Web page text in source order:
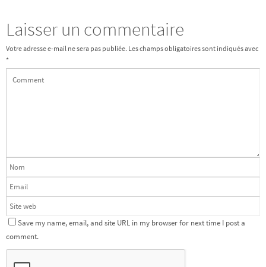
Laisser un commentaire
Votre adresse e-mail ne sera pas publiée. Les champs obligatoires sont indiqués avec
*
Save my name, email, and site URL in my browser for next time I post a
comment.